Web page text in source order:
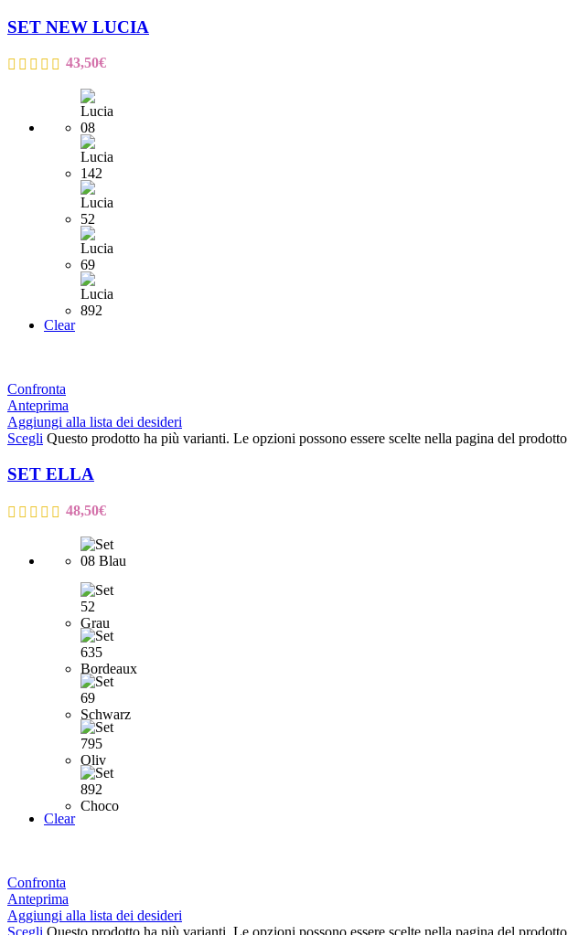
SET NEW LUCIA
43,50€
Clear
Confronta
Anteprima
Aggiungi alla lista dei desideri
Scegli Questo prodotto ha più varianti. Le opzioni possono essere scelte nella pagina del prodotto
SET ELLA
48,50€
Clear
Confronta
Anteprima
Aggiungi alla lista dei desideri
Scegli Questo prodotto ha più varianti. Le opzioni possono essere scelte nella pagina del prodotto